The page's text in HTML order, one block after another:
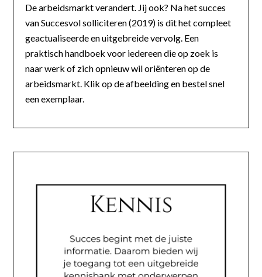
De arbeidsmarkt verandert. Jij ook? Na het succes
van Succesvol solliciteren (2019) is dit het compleet
geactualiseerde en uitgebreide vervolg. Een
praktisch handboek voor iedereen die op zoek is
naar werk of zich opnieuw wil oriënteren op de
arbeidsmarkt. Klik op de afbeelding en bestel snel
een exemplaar.